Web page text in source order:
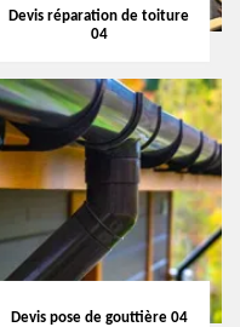
Devis réparation de toiture
04
Devis pose de gouttière 04